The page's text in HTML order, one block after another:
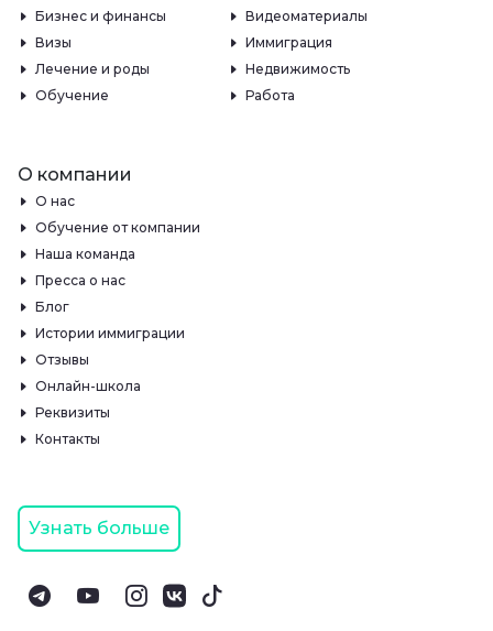
Бизнес и финансы
Видеоматериалы
Визы
Иммиграция
Лечение и роды
Недвижимость
Обучение
Работа
О компании
О нас
Обучение от компании
Наша команда
Пресса о нас
Блог
Истории иммиграции
Отзывы
Онлайн-школа
Реквизиты
Контакты
Узнать больше